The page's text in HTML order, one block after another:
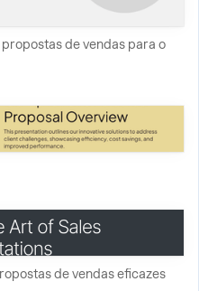
de vendas para o
de vendas eficazes